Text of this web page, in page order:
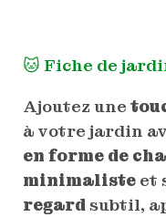
🐱 Fiche de
Ajoutez une
à votre jardin
en forme de
minimalisteet
regardsubtil,